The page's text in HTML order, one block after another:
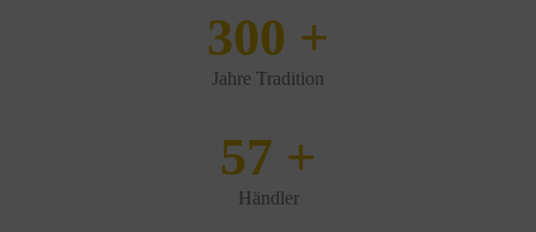
300 +
Jahre Tradition
57 +
Händler